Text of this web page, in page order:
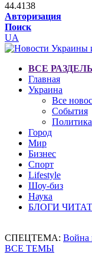
44.4138
Авторизация
Поиск
UA
ВСЕ
Главная
Украина
Все
События
Политика
Город
Мир
Бизнес
Спорт
Lifestyle
Шоу-биз
Наука
БЛОГИ
СПЕЦТЕМА: Война
ВСЕ ТЕМЫ